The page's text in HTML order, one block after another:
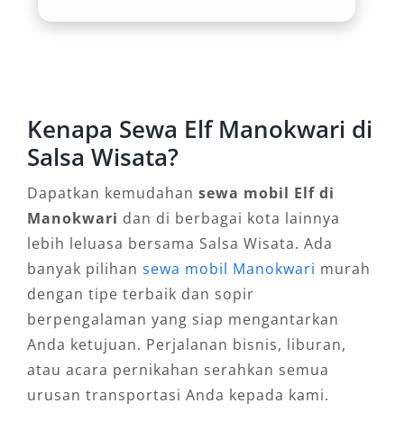
Dibanding menyewa beberapa unit kendaraan
pengemudi profesional yang memahami rute
lokal. Dengan pilihan sewa Elf murah
pengeluaran tanpa mengorbankan
kenyamanan atau keamanan perjalanan.
4. Fleksibilitas Layanan: Harian,
Bulanan, Dengan Sopir atau Lepas
Kunci
Penyedia rental mobil Elf Manokwari umumnya
menawarkan berbagai skema sewa, mulai dari
Kenapa Sewa Elf Manokwari di
Salsa Wisata?
Dapatkan kemudahan sewa mobil Elf di
Manokwari dan di berbagai kota lainnya
lebih leluasa bersama Salsa Wisata. Ada
banyak pilihan sewa mobil Manokwari murah
dengan tipe terbaik dan sopir
berpengalaman yang siap mengantarkan
Anda ketujuan. Perjalanan bisnis, liburan,
atau acara pernikahan serahkan semua
urusan transportasi Anda kepada kami.